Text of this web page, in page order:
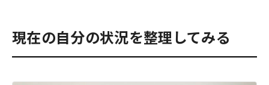
現在の自分の状況を整理してみる